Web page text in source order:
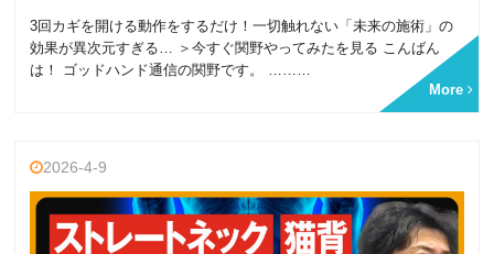
3回カギを開ける動作をするだけ！一切触れない「未来の施術」の
効果が異次元すぎる… ＞今すぐ関野やってみたを見る こんばん
は！ ゴッドハンド通信の関野です。 ………
More
2026-4-9